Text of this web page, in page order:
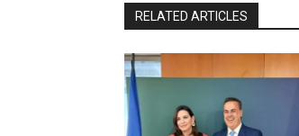
RELATED ARTICLES